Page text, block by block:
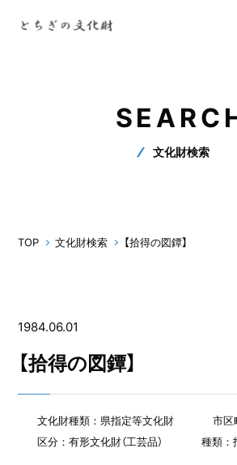
文化財検索
TOP 文化財検索 【拾得の図鐔】
1984.06.01
【拾得の図鐔】
文化財種類：県指定等文化財
市区
区分：有形文化財（工芸品）
種類：